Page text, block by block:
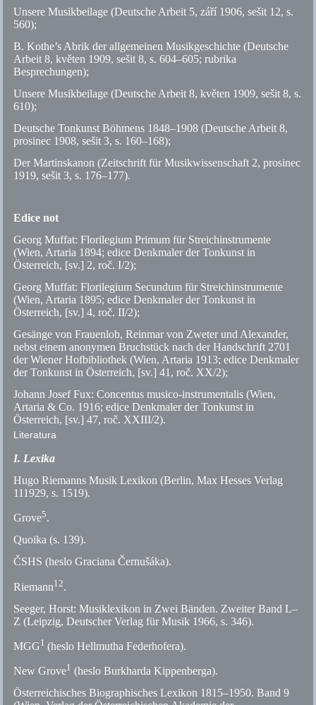
Unsere Musikbeilage (Deutsche Arbeit 5, září 1906, sešit 12, s.
560);
B. Kothe’s Abrik der allgemeinen Musikgeschichte (Deutsche
Arbeit 8, květen 1909, sešit 8, s. 604–605; rubrika
Besprechungen);
Unsere Musikbeilage (Deutsche Arbeit 8, květen 1909, sešit 8, s.
610);
Deutsche Tonkunst Böhmens 1848–1908 (Deutsche Arbeit 8,
prosinec 1908, sešit 3, s. 160–168);
Der Martinskanon (Zeitschrift für Musikwissenschaft 2, prosinec
1919, sešit 3, s. 176–177).
Edice not
Georg Muffat: Florilegium Primum für Streichinstrumente
(Wien, Artaria 1894; edice Denkmaler der Tonkunst in
Österreich, [sv.] 2, roč. I/2);
Georg Muffat: Florilegium Secundum für Streichinstrumente
(Wien, Artaria 1895; edice Denkmaler der Tonkunst in
Österreich, [sv.] 4, roč. II/2);
Gesänge von Frauenlob, Reinmar von Zweter und Alexander,
nebst einem anonymen Bruchstück nach der Handschrift 2701
der Wiener Hofbibliothek (Wien, Artaria 1913; edice Denkmaler
der Tonkunst in Österreich, [sv.] 41, roč. XX/2);
Johann Josef Fux: Concentus musico-instrumentalis (Wien,
Artaria & Co. 1916; edice Denkmaler der Tonkunst in
Österreich, [sv.] 47, roč. XXIII/2).
Literatura
I. Lexika
Hugo Riemanns Musik Lexikon (Berlin, Max Hesses Verlag
111929, s. 1519).
Grove5.
Quoika (s. 139).
ČSHS (heslo Graciana Černušáka).
Riemann12.
Seeger, Horst: Musiklexikon in Zwei Bänden. Zweiter Band L–
Z (Leipzig, Deutscher Verlag für Musik 1966, s. 346).
MGG1 (heslo Hellmutha Federhofera).
New Grove1 (heslo Burkharda Kippenberga).
Österreichisches Biographisches Lexikon 1815–1950. Band 9